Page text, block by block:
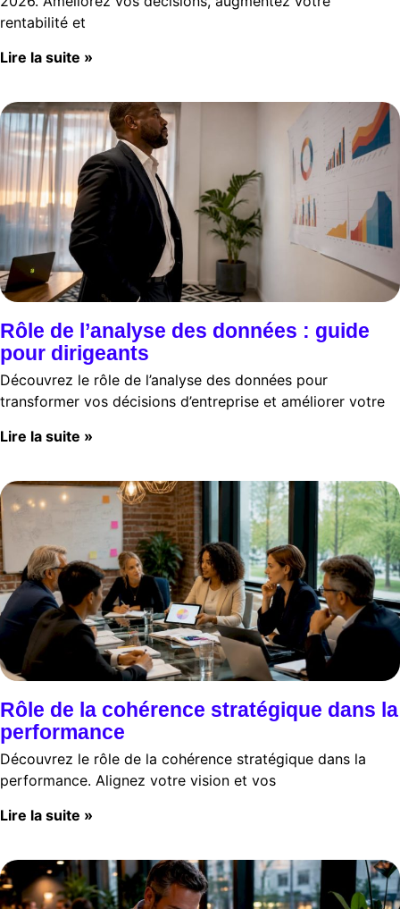
rentabilité et
Lire la suite »
Rôle de l’analyse des données : guide
pour dirigeants
Découvrez le rôle de l’analyse des données pour
transformer vos décisions d’entreprise et améliorer votre
Lire la suite »
Rôle de la cohérence stratégique dans la
performance
Découvrez le rôle de la cohérence stratégique dans la
performance. Alignez votre vision et vos
Lire la suite »